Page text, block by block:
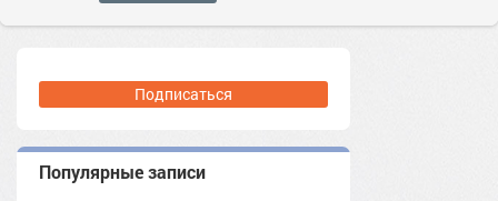
Подписаться
Популярные записи